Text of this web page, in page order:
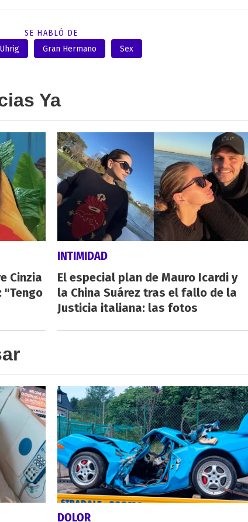
SE HABLÓ DE
Gran Hermano Sex
Ya
Cinzia
"Tengo
INTIMIDAD
El especial plan de Mauro Icardi y
la China Suárez tras el fallo de la
Justicia italiana: las fotos
DOLOR